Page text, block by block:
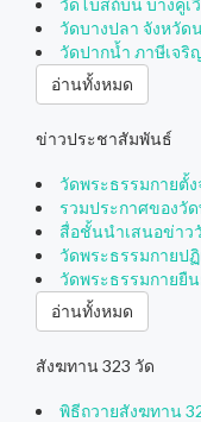
วัดโบสถ์บน บางคูเ
วัดบางปลา จังหวัด
วัดปากน้ำ ภาษีเจริ
อ่านทั้งหมด
ข่าวประชาสัมพันธ์
วัดพระธรรมกายตั้
รวมประกาศของวั
สื่อชั้นนำเสนอข่าว
วัดพระธรรมกายป
วัดพระธรรมกายยื
อ่านทั้งหมด
สังฆทาน 323 วัด
พิธีถวายสังฆทาน